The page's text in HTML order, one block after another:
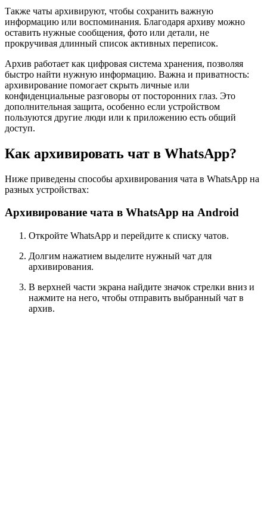
Также чаты архивируют, чтобы сохранить важную
информацию или воспоминания. Благодаря архиву можно
оставить нужные сообщения, фото или детали, не
прокручивая длинный список активных переписок.
Архив работает как цифровая система хранения, позволяя
быстро найти нужную информацию. Важна и приватность:
архивирование помогает скрыть личные или
конфиденциальные разговоры от посторонних глаз. Это
дополнительная защита, особенно если устройством
пользуются другие люди или к приложению есть общий
доступ.
Как архивировать чат в WhatsApp?
Ниже приведены способы архивирования чата в WhatsApp на
разных устройствах:
Архивирование чата в WhatsApp на Android
Откройте WhatsApp и перейдите к списку чатов.
Долгим нажатием выделите нужный чат для
архивирования.
В верхней части экрана найдите значок стрелки вниз и
нажмите на него, чтобы отправить выбранный чат в
архив.